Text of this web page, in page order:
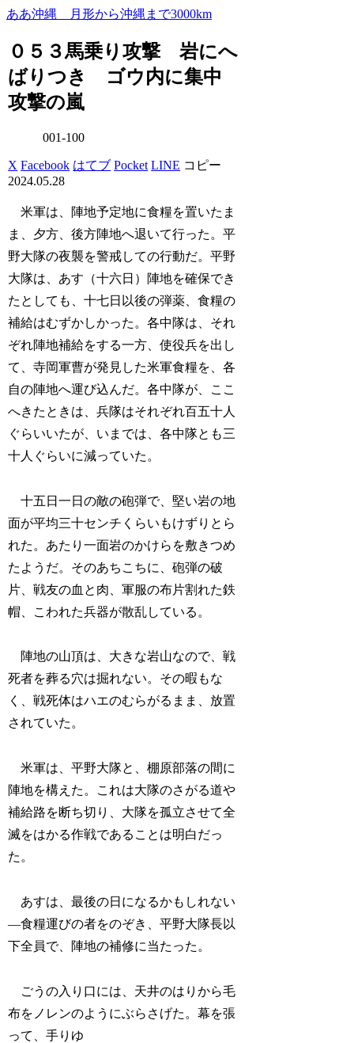
ああ沖縄 月形から沖縄まで3000km
０５３馬乗り攻撃 岩にへ
ばりつき ゴウ内に集中
攻撃の嵐
001-100
X Facebook はてブ Pocket LINE コピー
2024.05.28
米軍は、陣地予定地に食糧を置いたま
ま、夕方、後方陣地へ退いて行った。平
野大隊の夜襲を警戒しての行動だ。平野
大隊は、あす（十六日）陣地を確保でき
たとしても、十七日以後の弾薬、食糧の
補給はむずかしかった。各中隊は、それ
ぞれ陣地補給をする一方、使役兵を出し
て、寺岡軍曹が発見した米軍食糧を、各
自の陣地へ運び込んだ。各中隊が、ここ
へきたときは、兵隊はそれぞれ百五十人
ぐらいいたが、いまでは、各中隊とも三
十人ぐらいに減っていた。
十五日一日の敵の砲弾で、堅い岩の地
面が平均三十センチくらいもけずりとら
れた。あたり一面岩のかけらを敷きつめ
たようだ。そのあちこちに、砲弾の破
片、戦友の血と肉、軍服の布片割れた鉄
帽、こわれた兵器が散乱している。
陣地の山頂は、大きな岩山なので、戦
死者を葬る穴は掘れない。その暇もな
く、戦死体はハエのむらがるまま、放置
されていた。
米軍は、平野大隊と、棚原部落の間に
陣地を構えた。これは大隊のさがる道や
補給路を断ち切り、大隊を孤立させて全
滅をはかる作戦であることは明白だっ
た。
あすは、最後の日になるかもしれない
―食糧運びの者をのぞき、平野大隊長以
下全員で、陣地の補修に当たった。
ごうの入り口には、天井のはりから毛
布をノレンのようにぶらさげた。幕を張
って、手りゆ